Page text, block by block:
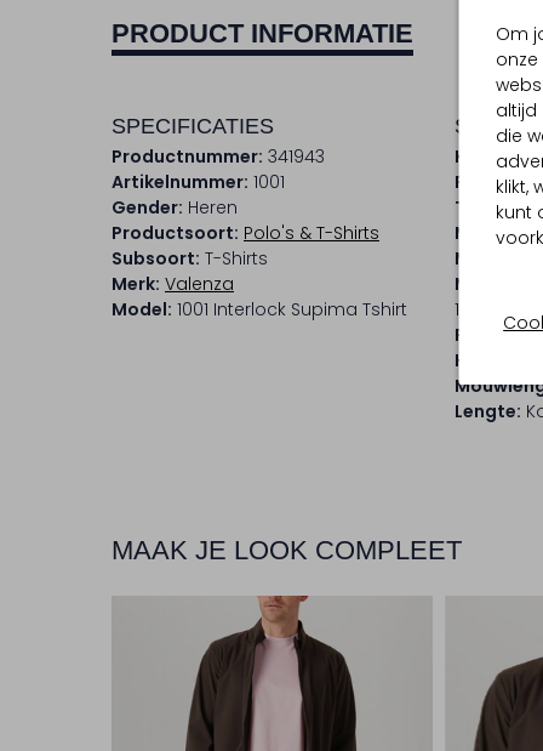
Om
altijd
die
klikt,
kunt
PRODUCT INFORMATIE
SPECIFICATIES
Productnummer: 341943
Artikelnummer: 1001
Gender: Heren
Productsoort: Polo's & T-Shirts
Subsoort: T-Shirts
Merk: Valenza
Model: 1001 Interlock Supima Tshirt
Kleur:
Patroon:
Trends:
100%
Pasvorm:
Halslijn:
Lengte:
MAAK JE LOOK COMPLEET